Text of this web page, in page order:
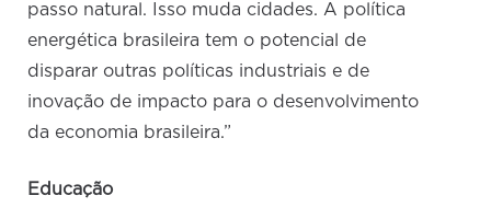
passo natural. Isso muda cidades. A política
energética brasileira tem o potencial de
disparar outras políticas industriais e de
inovação de impacto para o desenvolvimento
da economia brasileira.”
Educação